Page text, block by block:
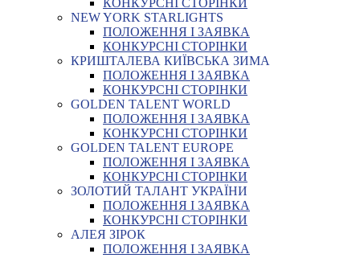
КОНКУРСНІ СТОРІНКИ
NEW YORK STARLIGHTS
ПОЛОЖЕННЯ І ЗАЯВКА
КОНКУРСНІ СТОРІНКИ
КРИШТАЛЕВА КИЇВСЬКА ЗИМА
ПОЛОЖЕННЯ І ЗАЯВКА
КОНКУРСНІ СТОРІНКИ
GOLDEN TALENT WORLD
ПОЛОЖЕННЯ І ЗАЯВКА
КОНКУРСНІ СТОРІНКИ
GOLDEN TALENT EUROPE
ПОЛОЖЕННЯ І ЗАЯВКА
КОНКУРСНІ СТОРІНКИ
ЗОЛОТИЙ ТАЛАНТ УКРАЇНИ
ПОЛОЖЕННЯ І ЗАЯВКА
КОНКУРСНІ СТОРІНКИ
АЛЕЯ ЗІРОК
ПОЛОЖЕННЯ І ЗАЯВКА